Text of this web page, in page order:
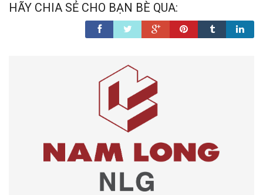
HÃY CHIA SẺ CHO BẠN BÈ QUA: